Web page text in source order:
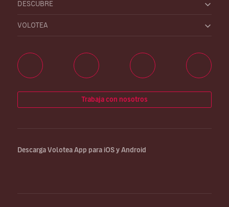
DESCUBRE
VOLOTEA
Trabaja con nosotros
Descarga Volotea App para iOS y Android